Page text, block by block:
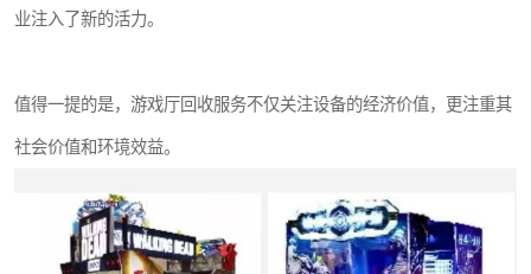
业注入了新的活力。
值得一提的是，游戏厅回收服务不仅关注设备的经济价值，更注重其
社会价值和环境效益。